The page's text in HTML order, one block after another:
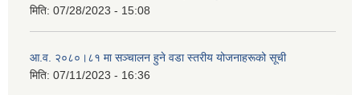
मिति: 07/28/2023 - 15:08
आ.व. २०८०।८१ मा सञ्चालन हुने वडा स्तरीय योजनाहरूको सूची
मिति: 07/11/2023 - 16:36